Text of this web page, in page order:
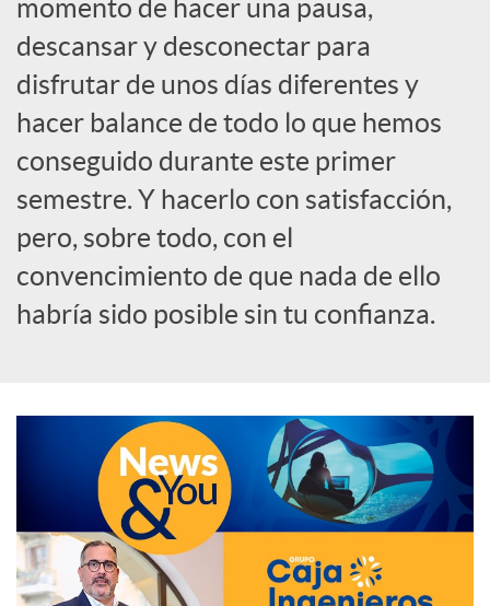
s
S
o
c
i
l
e
s
momento de hacer una pausa,
descansar y desconectar para
disfrutar de unos días diferentes y
hacer balance de todo lo que hemos
conseguido durante este primer
semestre. Y hacerlo con satisfacción,
pero, sobre todo, con el
convencimiento de que nada de ello
habría sido posible sin tu confianza.